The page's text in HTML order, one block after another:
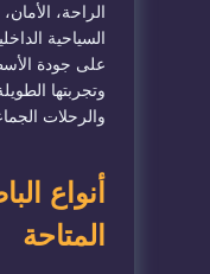
الراحة،
السياحية
على جودة
وتجربتها
والرحلات
أنواع
المتاحة